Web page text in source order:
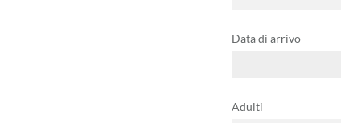
Data di arrivo
Adulti